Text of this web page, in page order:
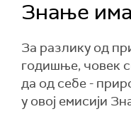
Знање
За разлику од
годишње, човек
да од себе -
у овој емисији